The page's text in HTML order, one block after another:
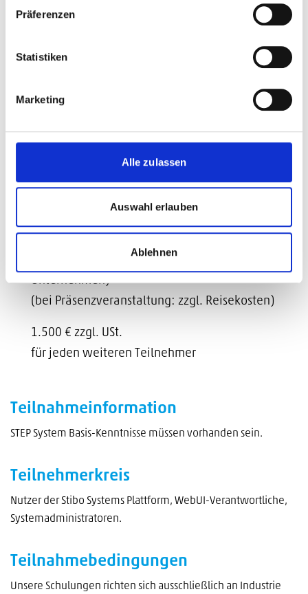
Präferenzen
Statistiken
Marketing
Alle zulassen
Auswahl erlauben
Ablehnen
Teilnahmegebühr
Pro Person (mind. 3 Teilnehmende aus Ihrem
Unternehmen)
(bei Präsenzveranstaltung: zzgl. Reisekosten)
1.500 € zzgl. USt.
für jeden weiteren Teilnehmer
Teilnahmeinformation
STEP System Basis-Kenntnisse müssen vorhanden sein.
Teilnehmerkreis
Nutzer der Stibo Systems Plattform, WebUI-Verantwortliche,
Systemadministratoren.
Teilnahmebedingungen
Unsere Schulungen richten sich ausschließlich an Industrie